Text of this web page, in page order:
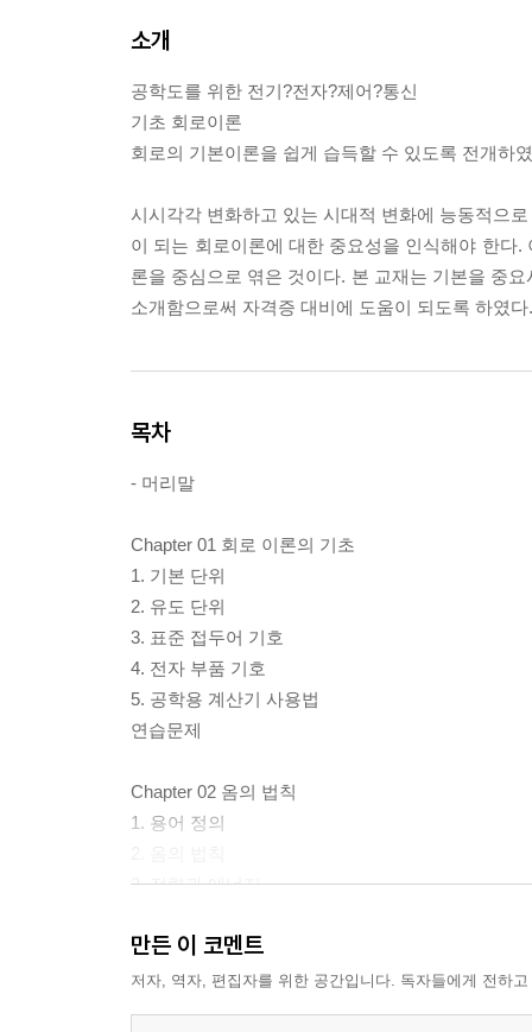
소개
공학도를 위한 전기?전자?제어?통신
기초 회로이론
회로의 기본이론을 쉽게 습득할 수 있도록 전개하
시시각각 변화하고 있는 시대적 변화에 능동적으
이 되는 회로이론에 대한 중요성을 인식해야 한다
론을 중심으로 엮은 것이다. 본 교재는 기본을 중
소개함으로써 자격증 대비에 도움이 되도록 하였다.
목차
- 머리말
Chapter 01 회로 이론의 기초
1. 기본 단위
2. 유도 단위
3. 표준 접두어 기호
4. 전자 부품 기호
5. 공학용 계산기 사용법
연습문제
Chapter 02 옴의 법칙
1. 용어 정의
3. 전력과 에너지
Chapter 03 직렬 회로
만든 이 코멘트
저자, 역자, 편집자를 위한 공간입니다. 독자들에게 전하